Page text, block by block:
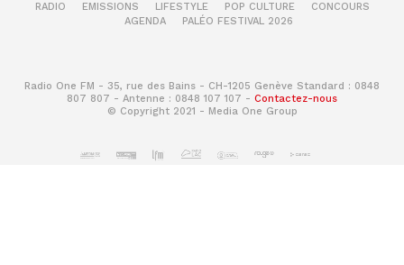
RADIO EMISSIONS LIFESTYLE POP CULTURE
CONCOURS
AGENDA
PALÉO FESTIVAL 2026
Radio One FM - 35, rue des Bains - CH-1205 Genève Standard : 0848
807 807 - Antenne : 0848 107 107 - Contactez-nous
© Copyright 2021 - Media One Group